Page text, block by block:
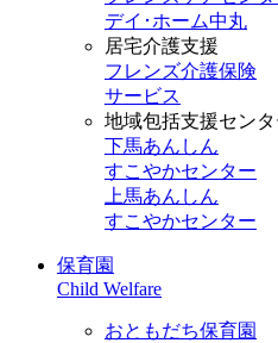
デイ･ホーム中丸
居宅介護支援
フレンズ介護保険
サービス
地域包括支援センタ
下馬あんしん
すこやかセンター
上馬あんしん
すこやかセンター
保育園
Child Welfare
おともだち保育園